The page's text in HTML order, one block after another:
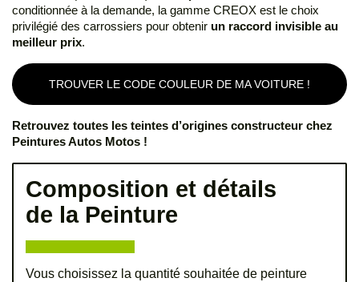
conditionnée à la demande, la gamme CREOX est le choix
privilégié des carrossiers pour obtenir un raccord invisible au
meilleur prix.
TROUVER LE CODE COULEUR DE MA VOITURE !
Retrouvez toutes les teintes d’origines constructeur chez
Peintures Autos Motos !
Composition et détails
de la Peinture
Vous choisissez la quantité souhaitée de peinture